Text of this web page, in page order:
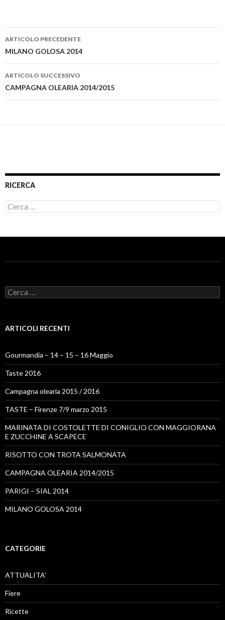
Navigazione
articolo
ARTICOLO PRECEDENTE
MILANO GOLOSA 2014
ARTICOLO SUCCESSIVO
CAMPAGNA OLEARIA 2014/2015
RICERCA
Ricerca
per:
Ricerca
per:
ARTICOLI RECENTI
Gourmandia – 14 – 15 – 16 Maggio
Taste 2016
Campagna olearia 2015 / 2016
TASTE – Firenze 7/9 marzo 2015
MARINATA DI COSTOLETTE DI CONIGLIO CON MAGGIORANA
E ZUCCHINE A SCAPECE
RISOTTO CON TROTA SALMONATA
CAMPAGNA OLEARIA 2014/2015
PARIGI – SIAL 2014
MILANO GOLOSA 2014
CATEGORIE
ATTUALITA'
Fiere
Ricette